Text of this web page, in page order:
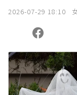
2026-07-29 18:10